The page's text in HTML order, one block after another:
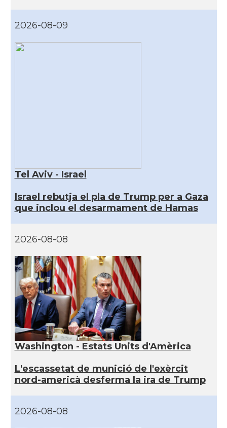
2026-08-09
Tel Aviv - Israel
Israel rebutja el pla de Trump per a Gaza
que inclou el desarmament de Hamas
2026-08-08
Washington - Estats Units d'Amèrica
L'escassetat de munició de l'exèrcit
nord-americà desferma la ira de Trump
2026-08-08